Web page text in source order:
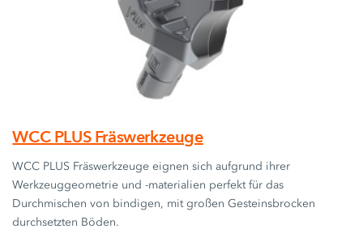
WCC PLUS Fräswerkzeuge
WCC PLUS Fräswerkzeuge eignen sich aufgrund ihrer
Werkzeuggeometrie und -materialien perfekt für das
Durchmischen von bindigen, mit großen Gesteinsbrocken
durchsetzten Böden.